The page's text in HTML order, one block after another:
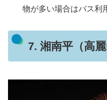
物が多い場合はバス利
7. 湘南平（高麗